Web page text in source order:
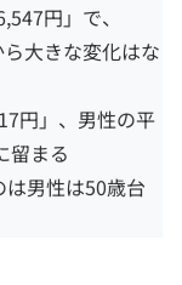
円」で、
大きな変化はな
円」、男性の平
留まる
男性は50歳台